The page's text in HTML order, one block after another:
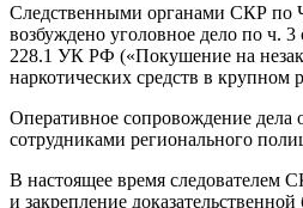
Следственными органами СКР по
возбуждено уголовное дело по ч. 3
228.1 УК РФ («Покушение на
наркотических средств в крупном
Оперативное сопровождение дела
сотрудниками регионального
В настоящее время следователем
и закрепление